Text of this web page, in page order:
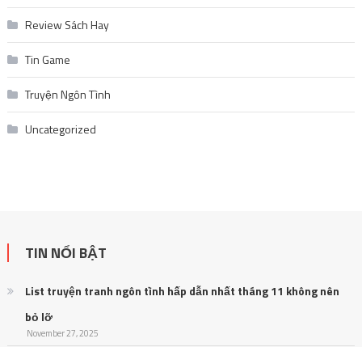
Review Sách Hay
Tin Game
Truyện Ngôn Tình
Uncategorized
TIN NỔI BẬT
List truyện tranh ngôn tình hấp dẫn nhất tháng 11 không nên
bỏ lỡ
November 27, 2025